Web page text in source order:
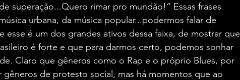
superação...Quero rimar pro mundão!” Essas frases
urbana, da música popular...podermos falar de
esse é um dos grandes ativos dessa faixa, de mostrar que
é forte e que para darmos certo, podemos sonhar
Claro que gêneros como o Rap e o próprio Blues, por
de protesto social, mas há momentos que ao